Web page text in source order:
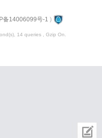
备14006099号-1 )
14 queries , Gzip On.